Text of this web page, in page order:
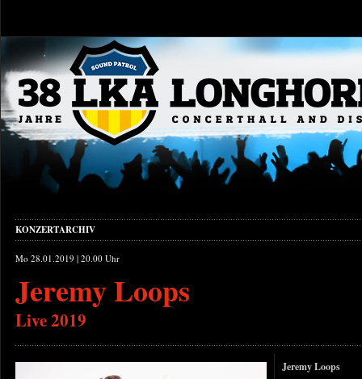
KONZERTARCHIV
Mo 28.01.2019 | 20.00 Uhr
Jeremy Loops
Live 2019
Jeremy Loops